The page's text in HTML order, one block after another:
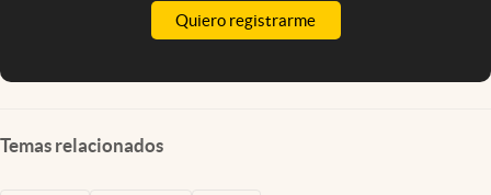
Quiero registrarme
Temas relacionados